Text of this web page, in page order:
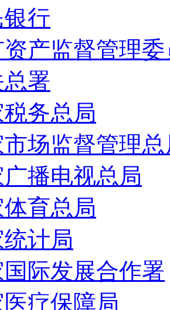
银行
资产监督管理
署
税务总局
市场监督管理
广播电视总局
体育总局
统计局
国际发展合作署
医疗保障局